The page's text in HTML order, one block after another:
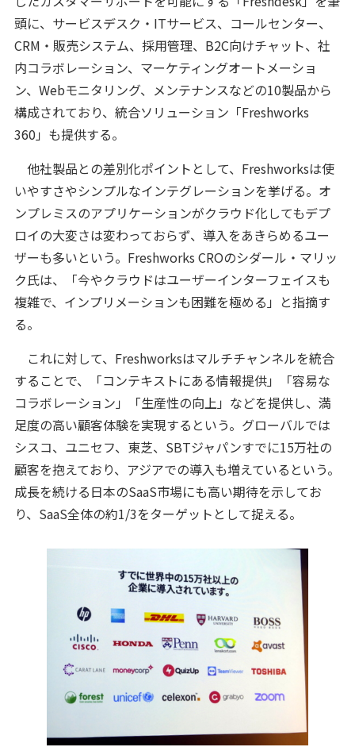
頭に、サービスデスク・ITサービス、コールセンター、
CRM・販売システム、採用管理、B2C向けチャット、社
内コラボレーション、マーケティングオートメーショ
ン、Webモニタリング、メンテナンスなどの10製品から
構成されており、統合ソリューション「Freshworks
360」も提供する。
他社製品との差別化ポイントとして、Freshworksは使
いやすさやシンプルなインテグレーションを挙げる。オ
ンプレミスのアプリケーションがクラウド化してもデプ
ロイの大変さは変わっておらず、導入をあきらめるユー
ザーも多いという。Freshworks CROのシダール・マリッ
ク氏は、「今やクラウドはユーザーインターフェイスも
複雑で、インプリメーションも困難を極める」と指摘す
る。
これに対して、Freshworksはマルチチャンネルを統合
することで、「コンテキストにある情報提供」「容易な
コラボレーション」「生産性の向上」などを提供し、満
足度の高い顧客体験を実現するという。グローバルでは
シスコ、ユニセフ、東芝、SBTジャパンすでに15万社の
顧客を抱えており、アジアでの導入も増えているという。
成長を続ける日本のSaaS市場にも高い期待を示してお
り、SaaS全体の約1/3をターゲットとして捉える。